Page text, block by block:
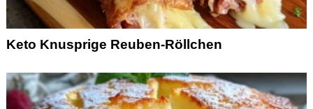
Keto Knusprige Reuben-Röllchen